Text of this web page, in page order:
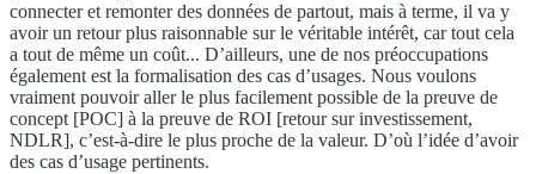
connecter et remonter des données de partout, mais à terme, il va y
avoir un retour plus raisonnable sur le véritable intérêt, car tout cela
a tout de même un coût... D’ailleurs, une de nos préoccupations
également est la formalisation des cas d’usages. Nous voulons
vraiment pouvoir aller le plus facilement possible de la preuve de
concept [POC] à la preuve de ROI [retour sur investissement,
NDLR], c’est-à-dire le plus proche de la valeur. D’où l’idée d’avoir
des cas d’usage pertinents.